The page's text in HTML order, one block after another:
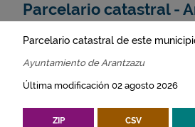
Parcelario catastral -
Parcelario catastral de este
Ayuntamiento de Arantzazu
Última modificación 02 agosto 2026
ZIP CSV